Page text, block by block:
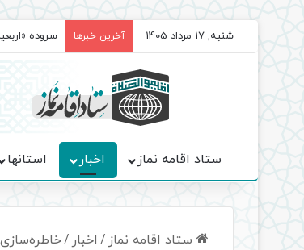
شنبه, 17 مرداد 1405 آخرین خبرها سروده‌
ستاد اقامه نماز اخبار استانها
ستاد اقامه نماز / اخبار /